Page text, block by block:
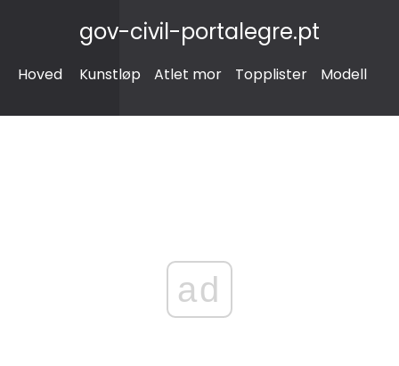
gov-civil-portalegre.pt
Hoved Kunstløp Atlet mor Topplister Modell
ad